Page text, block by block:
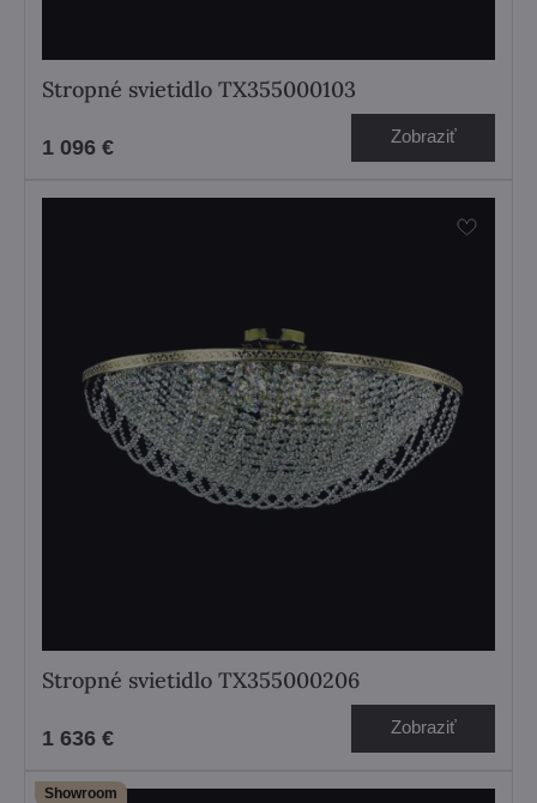
Stropné svietidlo TX355000103
1 096 € Zobraziť
Stropné svietidlo TX355000206
1 636 € Zobraziť
Showroom